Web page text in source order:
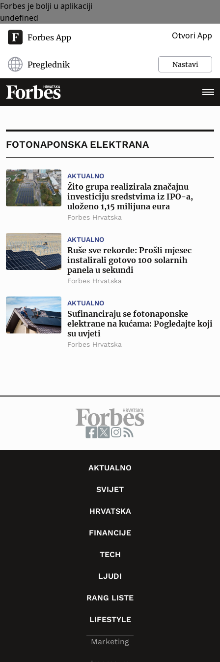
Forbes je bolji u aplikaciji
undefined
Forbes App Otvori App
Preglednik Nastavi
FOTONAPONSKA ELEKTRANA
AKTUALNO
Žito grupa realizirala značajnu
investiciju sredstvima iz IPO-a,
uloženo 1,15 milijuna eura
Forbes Hrvatska
AKTUALNO
Ruše sve rekorde: Prošli mjesec
instalirali gotovo 100 solarnih
panela u sekundi
Forbes Hrvatska
AKTUALNO
Sufinanciraju se fotonaponske
elektrane na kućama: Pogledajte koji
su uvjeti
Forbes Hrvatska
AKTUALNO
SVIJET
HRVATSKA
FINANCIJE
TECH
LJUDI
RANG LISTE
LIFESTYLE
Marketing